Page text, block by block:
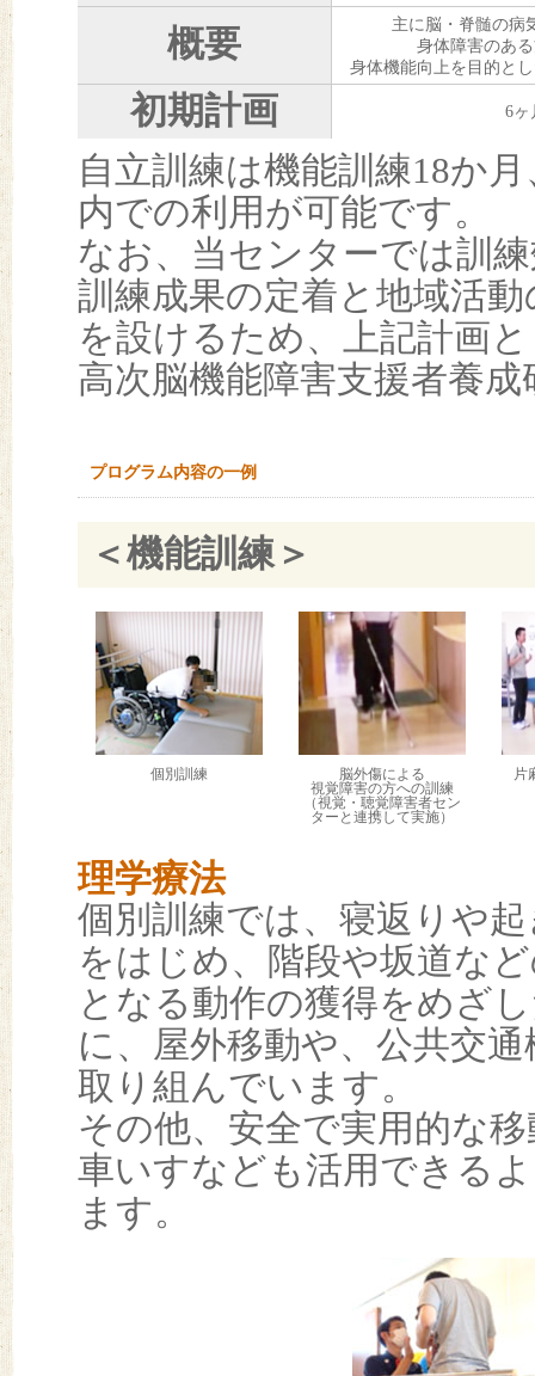
概要
主に脳・脊髄の病
身体障害のあ
身体機能向上を目的と
初期計画 6ヶ
自立訓練は機能訓練18か
内での利用が可能です。
なお、当センターでは訓
訓練成果の定着と地域活
を設けるため、上記計画
高次脳機能障害支援者養
プログラム内容の一例
＜機能訓練＞
個別訓練
脳外傷による
視覚障害の方への訓練
（視覚・聴覚障害者セン
ターと連携して実施）
片
理学療法
個別訓練では、寝返りや
をはじめ、階段や坂道な
となる動作の獲得をめざ
に、屋外移動や、公共交
取り組んでいます。
その他、安全で実用的な
車いすなども活用できる
ます。